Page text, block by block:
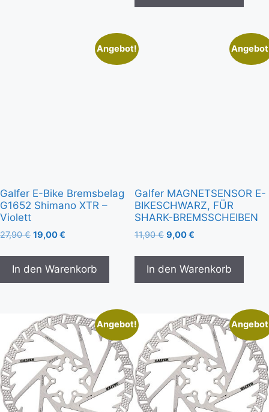
Angebot!
Galfer E-Bike Bremsbelag
G1652 Shimano XTR –
Violett
27,90€ 19,00€
In den Warenkorb
Galfer MAGNETSENSOR E-
BIKESCHWARZ, FÜR
SHARK-BREMSSCHEIBEN
11,90€ 9,00€
In den Warenkorb
Angebot!